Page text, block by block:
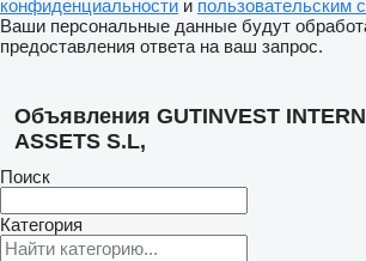
конфиденциальности и пользовательским
Ваши персональные данные будут
предоставления ответа на ваш запрос.
Объявления GUTINVEST
ASSETS S.L,
Поиск
Категория